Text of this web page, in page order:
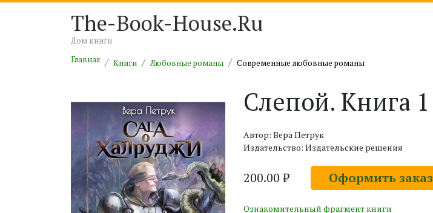
The-Book-House.Ru
Дом книги
Главная
Книги Любовные романы Современные любовные романы
Слепой. Книга 1
Автор: Вера Петрук
Издательство: Издательские решения
200.00 ₽ Оформить заказ
Ознакомительный фрагмент книги